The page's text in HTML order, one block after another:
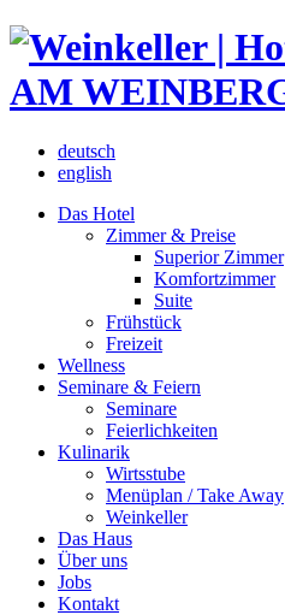
deutsch
english
Das Hotel
Zimmer & Preise
Superior Zimmer
Komfortzimmer
Suite
Frühstück
Freizeit
Wellness
Seminare & Feiern
Seminare
Feierlichkeiten
Kulinarik
Wirtsstube
Menüplan / Take Away
Weinkeller
Das Haus
Über uns
Jobs
Kontakt